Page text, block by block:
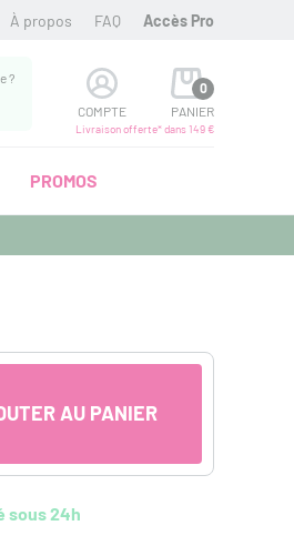
À propos FAQ Accès Pro
?
COMPTE
0
PANIER
Livraison offerte* dans 149 €
PROMOS
AU PANIER
sous 24h